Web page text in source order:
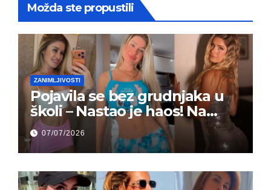
Možda ste propustili
ZANIMLJIVOSTI
Pojavila se bez grudnjaka u
školi – Nastao je haos! Na
grupi je majke napale (FOTO)
07/07/2026